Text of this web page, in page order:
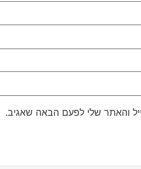
והאתר שלי לפעם הבאה שאגיב.